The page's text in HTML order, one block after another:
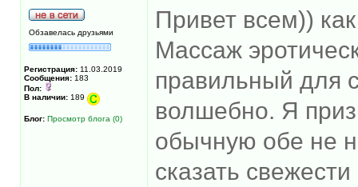
Обзавелась друзьями
Регистрация: 11.03.2019
Сообщения: 183
Пол:
В наличии: 189
Блог: Просмотр блога (0)
Привет всем))
Массаж
правильный для
волшебно. Я
обычную обе не
сказать